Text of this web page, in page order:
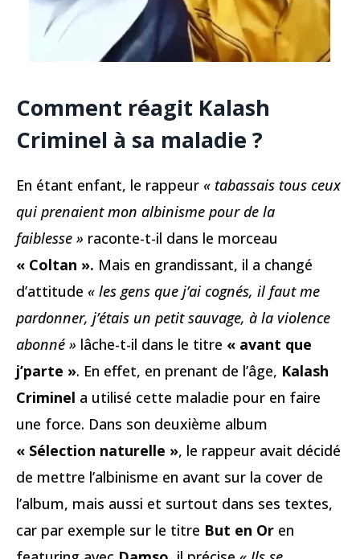
Comment réagit Kalash
Criminel à sa maladie ?
En étant enfant, le rappeur « tabassais tous ceux
qui prenaient mon albinisme pour de la
faiblesse » raconte-t-il dans le morceau
« Coltan ». Mais en grandissant, il a changé
d’attitude « les gens que j’ai cognés, il faut me
pardonner, j’étais un petit sauvage, à la violence
abonné » lâche-t-il dans le titre « avant que
j’parte ». En effet, en prenant de l’âge, Kalash
Criminel a utilisé cette maladie pour en faire
une force. Dans son deuxième album
« Sélection naturelle », le rappeur avait décidé
de mettre l’albinisme en avant sur la cover de
l’album, mais aussi et surtout dans ses textes,
car par exemple sur le titre But en Or en